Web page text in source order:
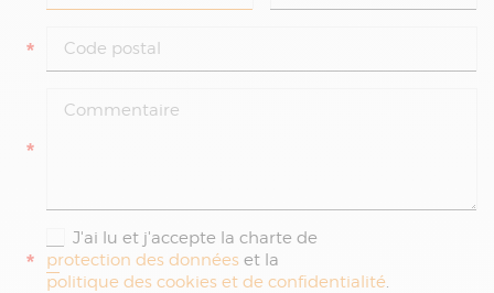
*
*
*
J'ai lu et j'accepte la charte de
protection des données et la
politique des cookies et de confidentialité.